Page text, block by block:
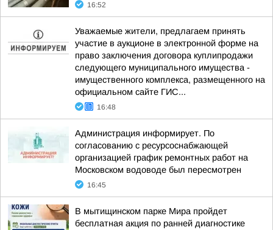
16:52
Уважаемые жители, предлагаем принять
участие в аукционе в электронной форме на
право заключения договора куплипродажи
следующего муниципального имущества -
имущественного комплекса, размещенного на
официальном сайте ГИС...
16:48
Администрация информирует. По
согласованию с ресурсоснабжающей
организацией график ремонтных работ на
Московском водоводе был пересмотрен
16:45
В мытищинском парке Мира пройдет
бесплатная акция по ранней диагностике